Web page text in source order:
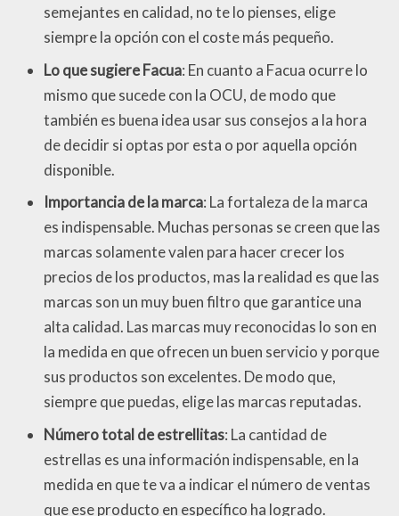
semejantes en calidad, no te lo pienses, elige
siempre la opción con el coste más pequeño.
Lo que sugiere Facua: En cuanto a Facua ocurre lo
mismo que sucede con la OCU, de modo que
también es buena idea usar sus consejos a la hora
de decidir si optas por esta o por aquella opción
disponible.
Importancia de la marca: La fortaleza de la marca
es indispensable. Muchas personas se creen que las
marcas solamente valen para hacer crecer los
precios de los productos, mas la realidad es que las
marcas son un muy buen filtro que garantice una
alta calidad. Las marcas muy reconocidas lo son en
la medida en que ofrecen un buen servicio y porque
sus productos son excelentes. De modo que,
siempre que puedas, elige las marcas reputadas.
Número total de estrellitas: La cantidad de
estrellas es una información indispensable, en la
medida en que te va a indicar el número de ventas
que ese producto en específico ha logrado.